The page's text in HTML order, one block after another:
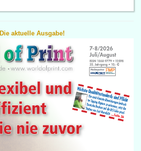
Die aktuelle Ausgabe!